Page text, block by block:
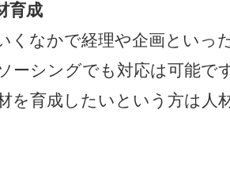
育成
くなかで経理や企画といっ
ーシングでも対応は可能で
を育成したいという方は人